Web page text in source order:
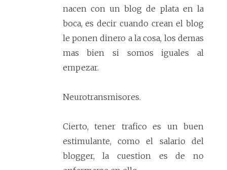
nacen con un blog de plata en la
boca, es decir cuando crean el blog
le ponen dinero a la cosa, los demas
mas bien si somos iguales al
empezar.
Neurotransmisores.
Cierto, tener trafico es un buen
estimulante, como el salario del
blogger, la cuestion es de no